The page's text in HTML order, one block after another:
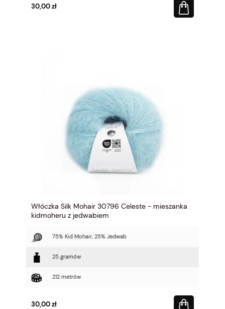
30,00 zł
Włóczka Silk Mohair 30796 Celeste - mieszanka
kidmoheru z jedwabiem
75% Kid Mohair, 25% Jedwab
25 gramów
212 metrów
30,00 zł